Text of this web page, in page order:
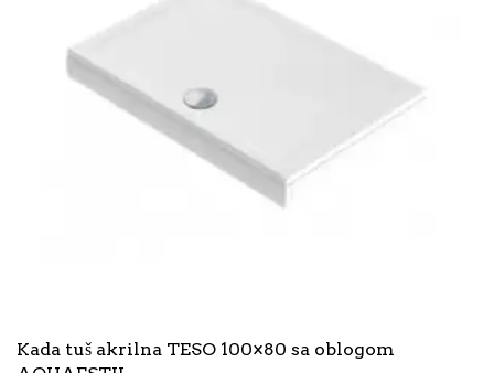
Kada tuš akrilna TESO 100×80 sa oblogom